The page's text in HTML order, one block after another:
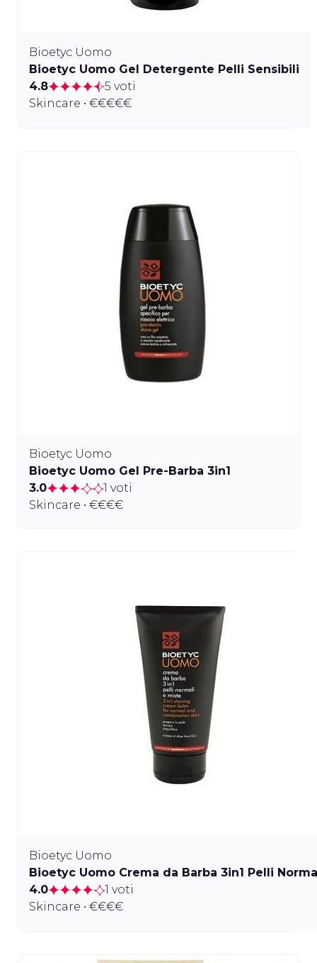
Bioetyc Uomo
Bioetyc Uomo Gel Detergente Pelli Sensibili
4.8
5 voti
Skincare • €€€€€
Bioetyc Uomo
Bioetyc Uomo Gel Pre-Barba 3in1
3.0
1 voti
Skincare • €€€€
Bioetyc Uomo
Bioetyc Uomo Crema da Barba 3in1 Pelli
4.0
1 voti
Skincare • €€€€